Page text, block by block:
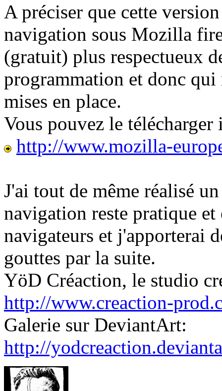
A préciser que cette
navigation sous Mozilla
(gratuit) plus respectueux
programmation et donc
mises en place.
Vous pouvez le télécharger
http://www.mozilla-
J'ai tout de même réalisé
navigation reste pratique et
navigateurs et j'apporterai
gouttes par la suite.
YöD Créaction, le studio
http://www.creaction-
Galerie sur DeviantArt:
http://